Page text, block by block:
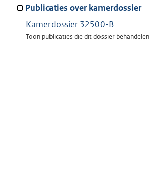
van:
Publicaties over kamerdossier
Kamerdossier 32500-B
Toon publicaties die dit dossier behandelen